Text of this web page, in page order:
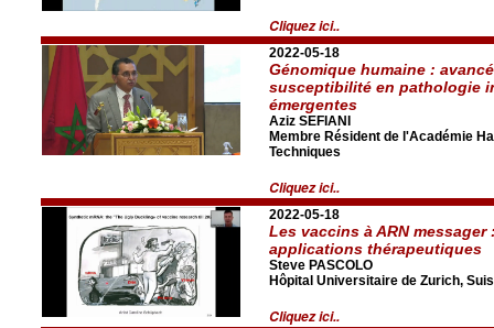
Cliquez ici..
2022-05-18
Génomique humaine :
susceptibilité en pathologie
émergentes
Aziz SEFIANI
Membre Résident de l'Académie
Techniques
Cliquez ici..
2022-05-18
Les vaccins à ARN
applications thérapeutiques
Steve PASCOLO
Hôpital Universitaire de Zurich,
Cliquez ici..